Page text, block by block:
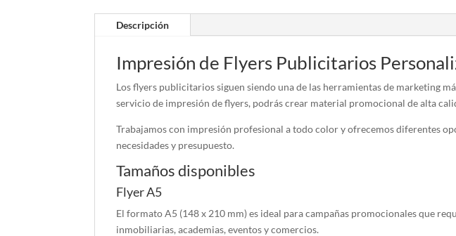
Descripción
Impresión de Flyers Publicitarios
Los flyers publicitarios siguen siendo una de las herramientas de marketing
servicio de impresión de flyers, podrás crear material promocional de alta
Trabajamos con impresión profesional a todo color y ofrecemos diferentes
necesidades y presupuesto.
Tamaños disponibles
Flyer A5
El formato A5 (148 x 210 mm) es ideal para campañas promocionales que
inmobiliarias, academias, eventos y comercios.